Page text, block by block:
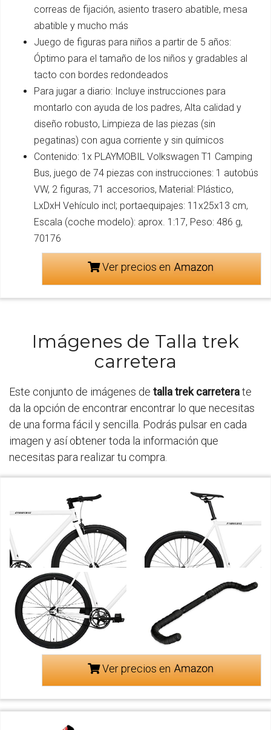
correas de fijación, asiento trasero abatible, mesa
abatible y mucho más
Juego de figuras para niños a partir de 5 años:
Óptimo para el tamaño de los niños y gradables al
tacto con bordes redondeados
Para jugar a diario: Incluye instrucciones para
montarlo con ayuda de los padres, Alta calidad y
diseño robusto, Limpieza de las piezas (sin
pegatinas) con agua corriente y sin químicos
Contenido: 1x PLAYMOBIL Volkswagen T1 Camping
Bus, juego de 74 piezas con instrucciones: 1 autobús
VW, 2 figuras, 71 accesorios, Material: Plástico,
LxDxH Vehículo incl; portaequipajes: 11x25x13 cm,
Escala (coche modelo): aprox. 1:17, Peso: 486 g,
70176
Ver precios en
Imágenes de Talla trek
carretera
Este conjunto de imágenes de talla trek carreterate
da la opción de encontrar encontrar lo que necesitas
de una forma fácil y sencilla. Podrás pulsar en cada
imagen y así obtener toda la información que
necesitas para realizar tu compra.
Ver precios en